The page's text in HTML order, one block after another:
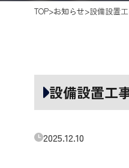
TOP お知らせ 設備設置
設備設置工
2025.12.10